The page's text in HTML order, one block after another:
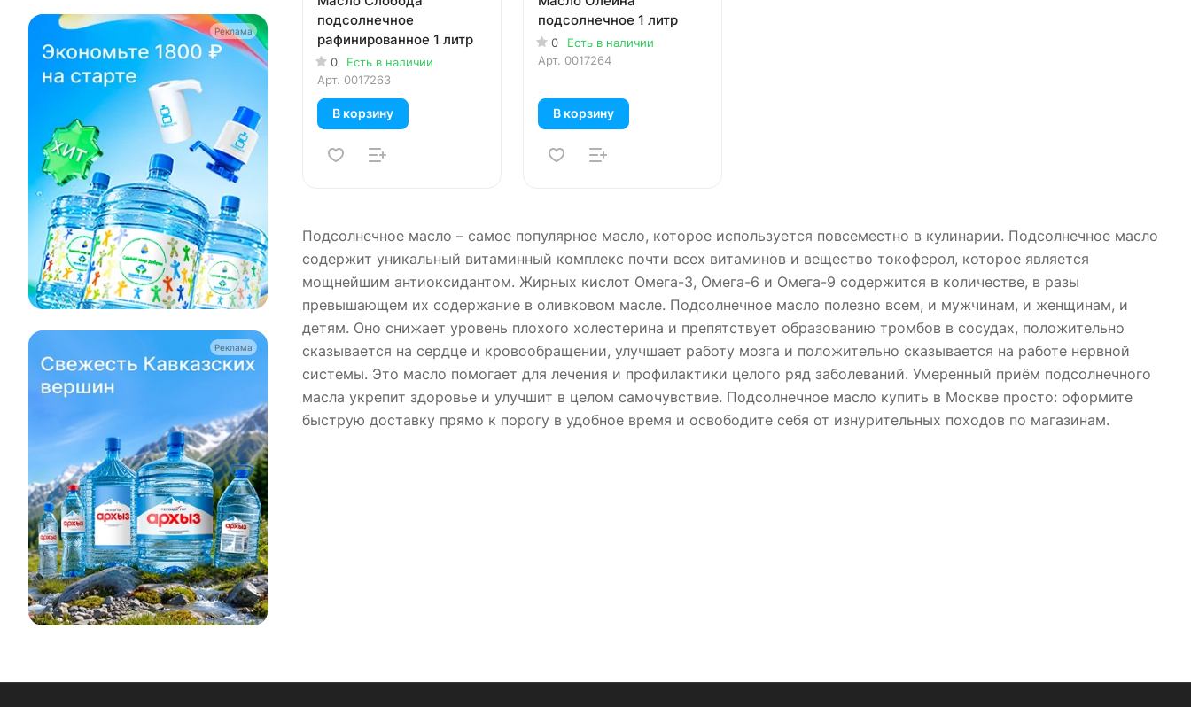
подсолнечное
рафинированное 1 литр
0
Есть в наличии
Арт. 0017263
В корзину
подсолнечное 1 литр
0
Есть в наличии
Арт. 0017264
В корзину
Подсолнечное масло – самое популярное масло, которое используется повсеместно в кулинарии. Подсолнечное масло
содержит уникальный витаминный комплекс почти всех витаминов и вещество токоферол, которое является
мощнейшим антиоксидантом. Жирных кислот Омега-3, Омега-6 и Омега-9 содержится в количестве, в разы
превышающем их содержание в оливковом масле. Подсолнечное масло полезно всем, и мужчинам, и женщинам, и
детям. Оно снижает уровень плохого холестерина и препятствует образованию тромбов в сосудах, положительно
сказывается на сердце и кровообращении, улучшает работу мозга и положительно сказывается на работе нервной
системы. Это масло помогает для лечения и профилактики целого ряд заболеваний. Умеренный приём подсолнечного
масла укрепит здоровье и улучшит в целом самочувствие. Подсолнечное масло купить в Москве просто: оформите
быструю доставку прямо к порогу в удобное время и освободите себя от изнурительных походов по магазинам.
Реклама
Реклама